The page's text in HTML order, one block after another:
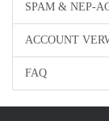
SPAM & NEP-
ACCOUNT
FAQ